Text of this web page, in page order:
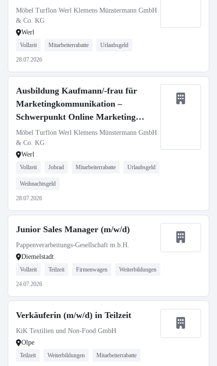
(m/w/d)
Möbel Turflon Werl Klemens Münstermann GmbH
& Co. KG
Werl
Vollzeit Mitarbeiterrabatte Urlaubsgeld
28.07.2026
Ausbildung Kaufmann/-frau für
Marketingkommunikation –
Schwerpunkt Online Marketing
(m/w/d)
Möbel Turflon Werl Klemens Münstermann GmbH
& Co. KG
Werl
Vollzeit Jobrad Mitarbeiterrabatte Urlaubsgeld
Weihnachtsgeld
28.07.2026
Junior Sales Manager (m/w/d)
Pappenverarbeitungs-Gesellschaft m.b.H.
Diemelstadt
Vollzeit Teilzeit Firmenwagen Weiterbildungen
24.07.2026
Verkäuferin (m/w/d) in Teilzeit
KiK Textilien und Non-Food GmbH
Olpe
Teilzeit Weiterbildungen Mitarbeiterrabatte